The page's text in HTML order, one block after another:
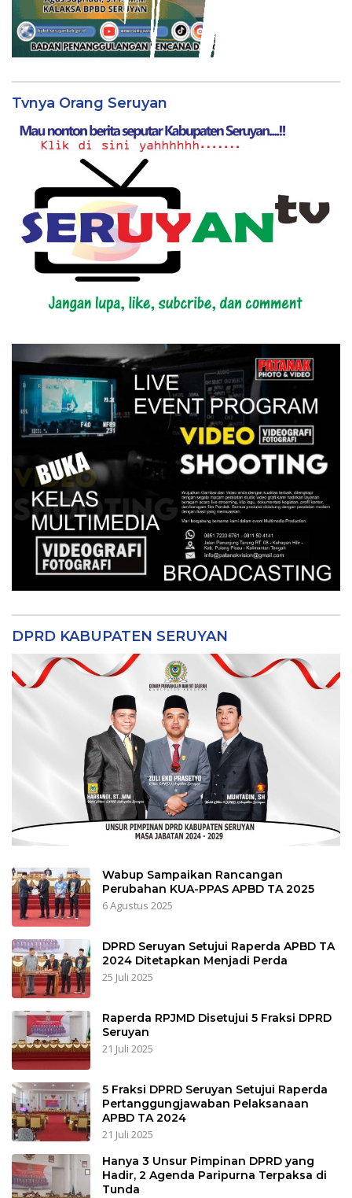
Tvnya Orang Seruyan
DPRD KABUPATEN SERUYAN
Wabup Sampaikan Rancangan
Perubahan KUA-PPAS APBD TA 2025
6 Agustus 2025
DPRD Seruyan Setujui Raperda APBD TA
2024 Ditetapkan Menjadi Perda
25 Juli 2025
Raperda RPJMD Disetujui 5 Fraksi DPRD
Seruyan
21 Juli 2025
5 Fraksi DPRD Seruyan Setujui Raperda
Pertanggungjawaban Pelaksanaan
APBD TA 2024
21 Juli 2025
Hanya 3 Unsur Pimpinan DPRD yang
Hadir, 2 Agenda Paripurna Terpaksa di
Tunda